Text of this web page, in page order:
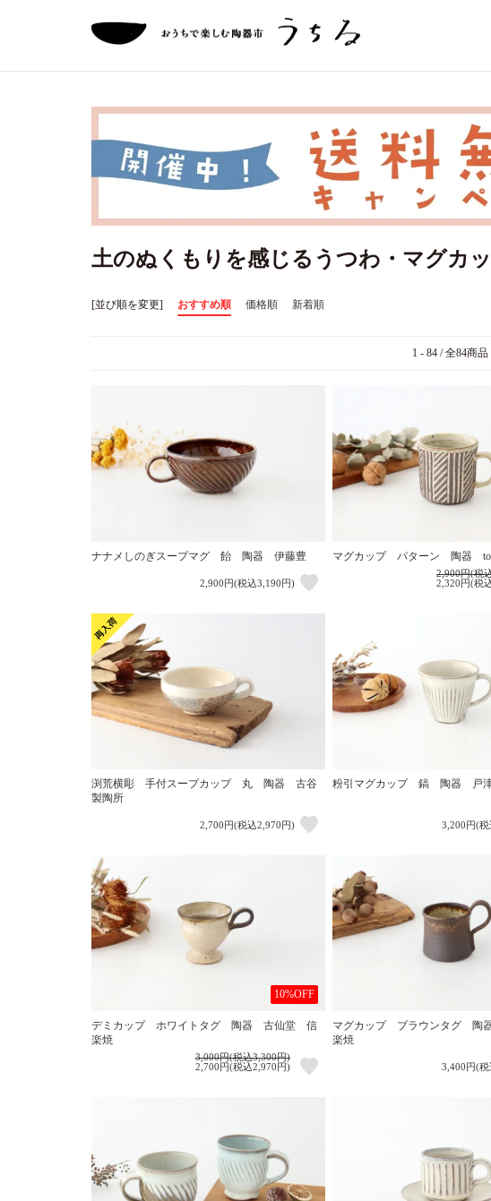
土のぬくもりを感じるうつわ・マグカ
[並び順を変更] おすすめ順 価格順 新着順
1 - 84 / 全84商品
ナナメしのぎスープマグ 飴 陶器 伊藤豊
2,900円(税込3,190円)
マグカップ パターン 陶器
2,900円(税
2,320円(税
渕荒横彫 手付スープカップ 丸 陶器 古谷
製陶所
2,700円(税込2,970円)
粉引マグカップ 鎬 陶器 戸
3,200円(
10%OFF
デミカップ ホワイトタグ 陶器 古仙堂 信
楽焼
3,000円(税込3,300円)
2,700円(税込2,970円)
マグカップ ブラウンタグ
楽焼
3,400円(